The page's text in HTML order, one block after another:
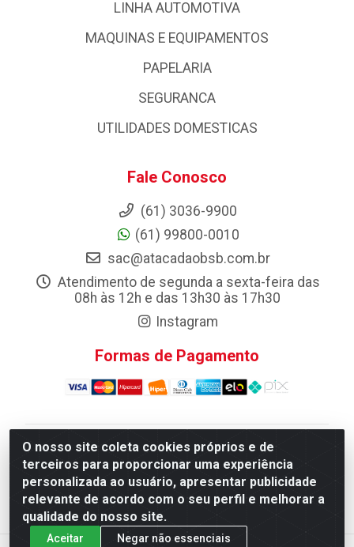
O nosso site coleta cookies próprios e de
terceiros para proporcionar uma experiência
personalizada ao usuário, apresentar publicidade
relevante de acordo com o seu perfil e melhorar a
qualidade do nosso site.
Aceitar Negar não essenciais
LINHA AUTOMOTIVA
MAQUINAS E EQUIPAMENTOS
PAPELARIA
SEGURANCA
UTILIDADES DOMESTICAS
Fale Conosco
(61) 3036-9900
(61) 99800-0010
sac@atacadaobsb.com.br
Atendimento de segunda a sexta-feira das
08h às 12h e das 13h30 às 17h30
Instagram
Formas de Pagamento
Atacadao da Limpeza F. Pereira Queiroz Comercio e
Distribuicao LTDA - Quadra Qi 10 Lotes 39 e, 41 - Setor
Industrial (Taguatinga), Brasília/DF - CEP 72.135-100 -
CNPJ 13.184.675/0001-80